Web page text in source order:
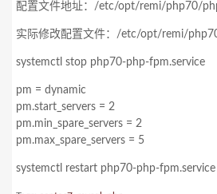
配置文件地址：/etc/opt/remi/php70/
实际修改配置文件：/etc/opt/remi/
systemctl stop php70-php-fpm.service
pm = dynamic
pm.start_servers = 2
pm.min_spare_servers = 2
pm.max_spare_servers = 5
systemctl restart php70-php-fpm.service